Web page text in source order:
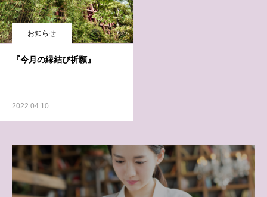
お知らせ
『今月の縁結び祈願』
2022.04.10